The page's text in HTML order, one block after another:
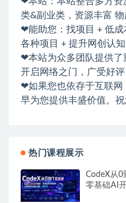
类&副业类，资源丰富 物
❤能助您：找项目 + 低成
各种项目 + 提升网创认知
❤本站为众多团队提供了
开启网络之门，广受好评
❤如果您也依存于互联网
早为您提供丰盛价值。祝
热门课程展示
CodeX从0
零基础AI